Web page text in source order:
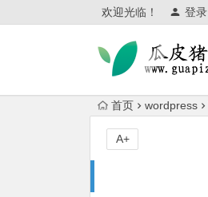
欢迎光临！ 登录
首页 wordpress
A+